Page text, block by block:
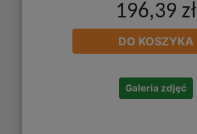
196,39 zł
DO KOSZYKA
Galeria zdjęć